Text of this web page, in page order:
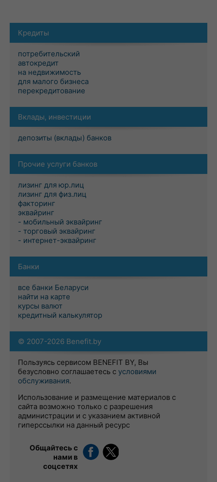
Кредиты
потребительский
автокредит
на недвижимость
для малого бизнеса
перекредитование
Вклады, инвестиции
депозиты (вклады) банков
Прочие услуги банков
лизинг для юр.лиц
лизинг для физ.лиц
факторинг
эквайринг
- мобильный эквайринг
- торговый эквайринг
- интернет-эквайринг
Банки
все банки Беларуси
найти на карте
курсы валют
кредитный калькулятор
© 2007-2026 Benefit.by
Пользуясь сервисом BENEFIT BY, Вы
безусловно соглашаетесь с условиями
обслуживания.
Использование и размещение материалов с
сайта возможно только с разрешения
администрации и с указанием активной
гиперссылки на данный ресурс
Общайтесь с
нами в
соцсетях